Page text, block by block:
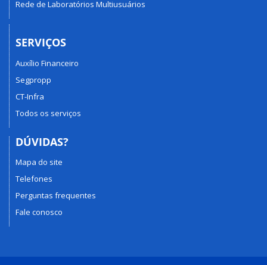
Rede de Laboratórios Multiusuários
SERVIÇOS
Auxílio Financeiro
Segpropp
CT-Infra
Todos os serviços
DÚVIDAS?
Mapa do site
Telefones
Perguntas frequentes
Fale conosco